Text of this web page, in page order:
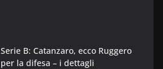
Serie B: Catanzaro, ecco Ruggero
per la difesa – i dettagli